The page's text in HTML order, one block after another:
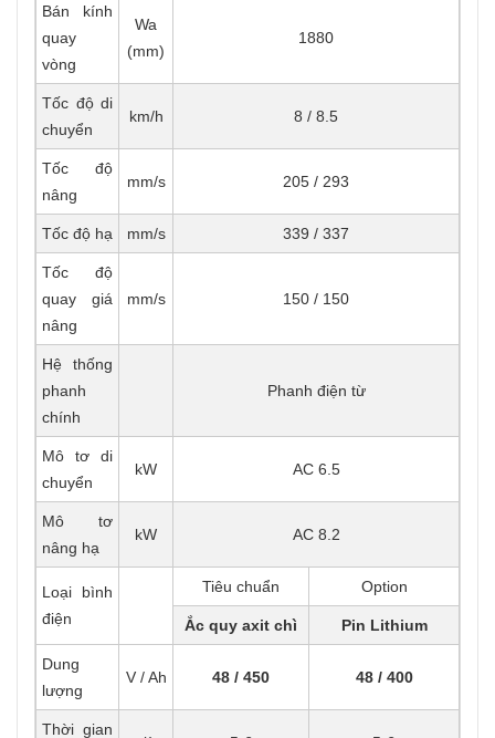
Bán kính
quay
vòng
Wa
(mm)
1880
Tốc độ di
chuyển
km/h 8 / 8.5
Tốc độ
nâng
mm/s 205 / 293
Tốc độ hạ mm/s 339 / 337
Tốc độ
quay giá
nâng
mm/s 150 / 150
Hệ thống
phanh
chính
Phanh điện từ
Mô tơ di
chuyển
kW AC 6.5
Mô tơ
nâng hạ
kW AC 8.2
Loại bình
điện
Tiêu chuẩn Option
Ắc quy axit chì Pin Lithium
Dung
lượng
V / Ah 48 / 450 48 / 400
Thời gian